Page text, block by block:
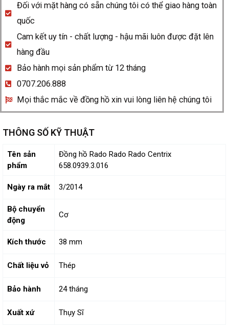
Đối với mặt hàng có sẵn chúng tôi có thể giao hàng toàn
quốc
Cam kết uy tín - chất lượng - hậu mãi luôn được đặt lên
hàng đầu
Bảo hành mọi sản phẩm từ 12 tháng
0707.206.888
Mọi thắc mắc về đồng hồ xin vui lòng liên hệ chúng tôi
THÔNG SỐ KỸ THUẬT
Tên sản
phẩm
Đồng hồ Rado Rado Rado Centrix
658.0939.3.016
Ngày ra mắt 3/2014
Bộ chuyển
động
Cơ
Kích thước 38 mm
Chất liệu vỏ Thép
Bảo hành 24 tháng
Xuất xứ Thụy Sĩ